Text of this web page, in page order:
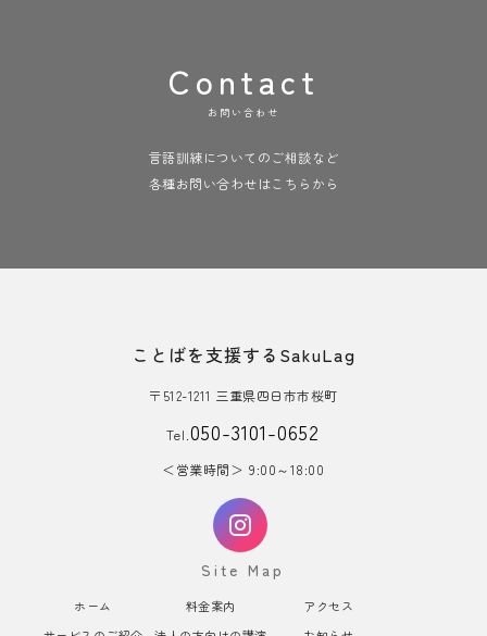
Contact
お問い合わせ
言語訓練についてのご相談など
各種お問い合わせはこちらから
ことばを支援するSakuLag
〒512-1211 三重県四日市市桜町
Tel.050-3101-0652
営業時間 9:00～18:00
Site Map
ホーム
料金案内
アクセス